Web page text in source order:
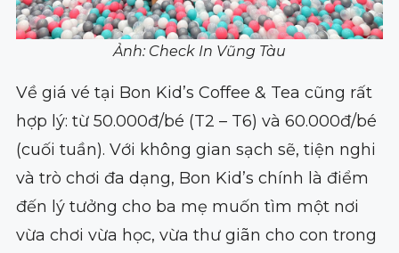
Ảnh: Check In Vũng Tàu
Về giá vé tại Bon Kid’s Coffee & Tea cũng rất
hợp lý: từ 50.000đ/bé (T2 – T6) và 60.000đ/bé
(cuối tuần). Với không gian sạch sẽ, tiện nghi
và trò chơi đa dạng, Bon Kid’s chính là điểm
đến lý tưởng cho ba mẹ muốn tìm một nơi
vừa chơi vừa học, vừa thư giãn cho con trong